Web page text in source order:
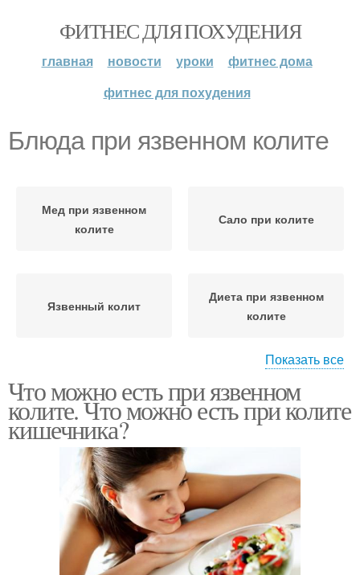
ФИТНЕС ДЛЯ ПОХУДЕНИЯ
главная новости уроки
фитнес дома
фитнес для похудения
Блюда при язвенном колите
Мед при язвенном
колите
Сало при колите
Язвенный колит
Диета при язвенном
колите
Продукты при колите
Показать все
Что можно есть при язвенном
колите. Что можно есть при колите
кишечника?